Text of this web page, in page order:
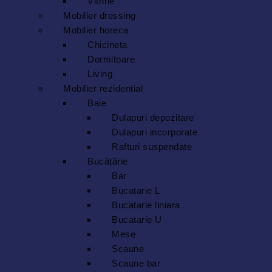
Mobilier dressing
Mobilier horeca
Chicineta
Dormitoare
Living
Mobilier rezidential
Baie
Dulapuri depozitare
Dulapuri incorporate
Rafturi suspendate
Bucătărie
Bar
Bucatarie L
Bucatarie liniara
Bucatarie U
Mese
Scaune
Scaune bar